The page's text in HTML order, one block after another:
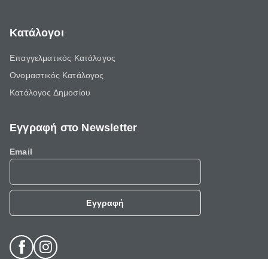
Κατάλογοι
Επαγγελματικός Κατάλογος
Ονομαστικός Κατάλογος
Κατάλογος Δημοσίου
Εγγραφή στο Newsletter
Email
Εγγραφή